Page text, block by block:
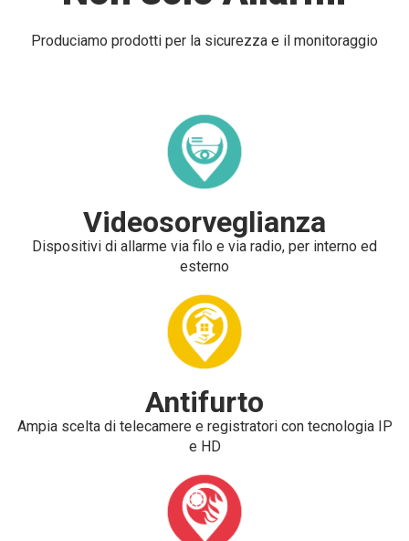
Produciamo prodotti per la sicurezza e il monitoraggio
Videosorveglianza
Dispositivi di allarme via filo e via radio, per interno ed
esterno
Antifurto
Ampia scelta di telecamere e registratori con tecnologia IP
e HD